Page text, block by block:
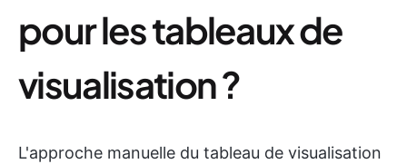
pour les tableaux de
visualisation ?
L'approche manuelle du tableau de visualisation